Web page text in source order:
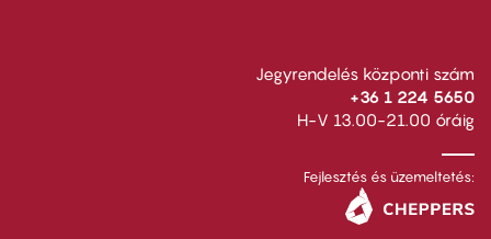
Jegyrendelés központi szám
+36 1 224 5650
H-V 13.00-21.00 óráig
Fejlesztés és üzemeltetés: